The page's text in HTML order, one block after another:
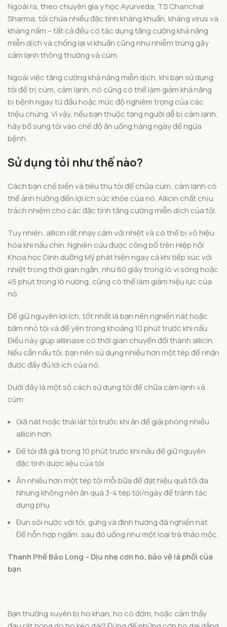
Ngoài ra, theo chuyên gia y học Ayurveda, TS Chanchal
Sharma, tỏi chứa nhiều đặc tính kháng khuẩn, kháng virus và
kháng nấm – tất cả đều có tác dụng tăng cường khả năng
miễn dịch và chống lại vi khuẩn cũng như nhiễm trùng gây
cảm lạnh thông thường và cúm.
Ngoài việc tăng cường khả năng miễn dịch, khi bạn sử dụng
tỏi để trị cúm, cảm lạnh, nó cũng có thể làm giảm khả năng
bị bệnh ngay từ đầu hoặc mức độ nghiêm trọng của các
triệu chứng. Vì vậy, nếu bạn thuộc tạng người dễ bị cảm lạnh,
hãy bổ sung tỏi vào chế độ ăn uống hàng ngày để ngừa
bệnh.
Sử dụng tỏi như thế nào?
Cách bạn chế biến và tiêu thụ tỏi để chữa cúm, cảm lạnh có
thể ảnh hưởng đến lợi ích sức khỏe của nó. Allicin chất chịu
trách nhiệm cho các đặc tính tăng cường miễn dịch của tỏi.
Tuy nhiên, allicin rất nhạy cảm với nhiệt và có thể bị vô hiệu
hóa khi nấu chín. Nghiên cứu được công bố trên Hiệp hội
Khoa học Dinh dưỡng Mỹ phát hiện ngay cả khi tiếp xúc với
nhiệt trong thời gian ngắn, như 60 giây trong lò vi sóng hoặc
45 phút trong lò nướng, cũng có thể làm giảm hiệu lực của
nó.
Để giữ nguyên lợi ích, tốt nhất là bạn nên nghiền nát hoặc
băm nhỏ tỏi và để yên trong khoảng 10 phút trước khi nấu.
Điều này giúp alliinase có thời gian chuyển đổi thành allicin.
Nếu cần nấu tỏi, bạn nên sử dụng nhiều hơn một tép để nhận
được đầy đủ lợi ích của nó.
Dưới đây là một số cách sử dụng tỏi để chữa cảm lạnh và
cúm:
Giã nát hoặc thái lát tỏi trước khi ăn để giải phóng nhiều
allicin hơn
Để tỏi đã giã trong 10 phút trước khi nấu để giữ nguyên
đặc tính dược liệu của tỏi
Ăn nhiều hơn một tép tỏi mỗi bữa để đạt hiệu quả tối đa.
Nhưng không nên ăn quá 3-4 tép tỏi/ngày để tránh tác
dụng phụ
Đun sôi nước với tỏi, gừng và đinh hương đã nghiền nát.
Để hỗn hợp ngấm, sau đó uống như một loại trà thảo mộc.
Thanh Phế Bảo Long – Dịu nhẹ cơn ho, bảo vệ lá phổi của
bạn
Bạn thường xuyên bị ho khan, ho có đờm, hoặc cảm thấy